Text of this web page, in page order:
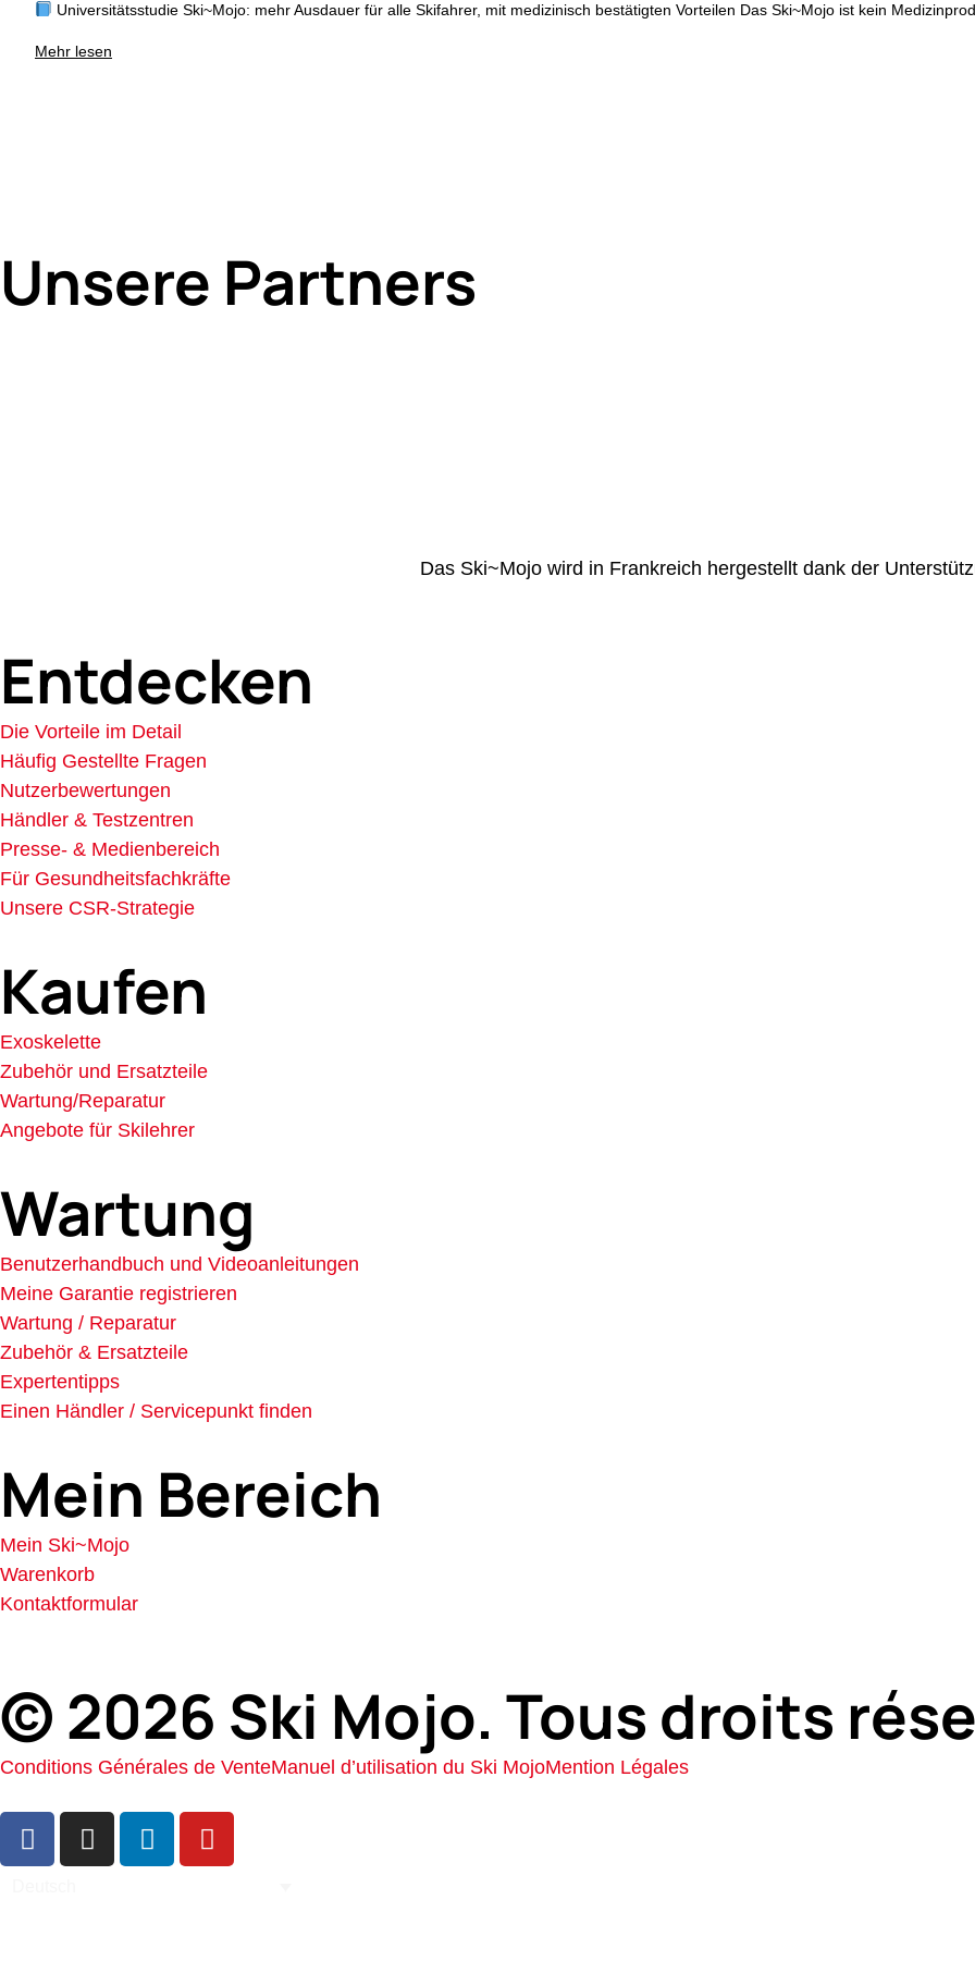
Universitätsstudie Ski~Mojo: mehr Ausdauer für alle Skifahrer, mit medizinisch bestätigten Vorteilen Das Ski~Mojo ist kein
Mehr lesen
Unsere Partners
Das Ski~Mojo wird in Frankreich hergestellt dank der
Entdecken
Die Vorteile im Detail
Häufig Gestellte Fragen
Nutzerbewertungen
Händler & Testzentren
Presse- & Medienbereich
Für Gesundheitsfachkräfte
Unsere CSR-Strategie
Kaufen
Exoskelette
Zubehör und Ersatzteile
Wartung/Reparatur
Angebote für Skilehrer
Wartung
Benutzerhandbuch und Videoanleitungen
Meine Garantie registrieren
Wartung / Reparatur
Zubehör & Ersatzteile
Expertentipps
Einen Händler / Servicepunkt finden
Mein Bereich
Mein Ski~Mojo
Warenkorb
Kontaktformular
© 2026 Ski Mojo. Tous droits
Conditions Générales de VenteManuel d’utilisation du Ski MojoMention Légales